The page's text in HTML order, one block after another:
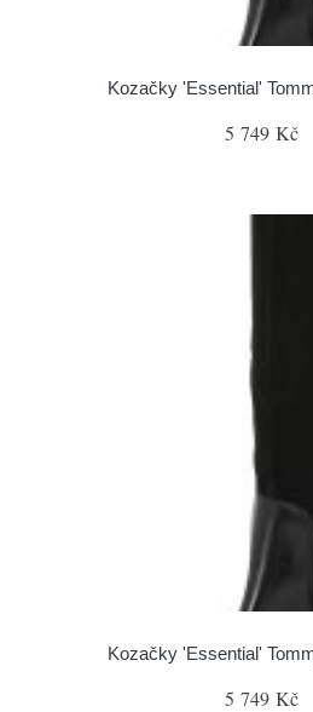
Kozačky 'Essential'
5 749 Kč
Kozačky 'Essential'
5 749 Kč